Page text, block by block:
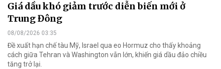
Giá dầu khó giảm trước diễn biến mới ở
Trung Đông
08/08/2026 03:35
Đề xuất hạn chế tàu Mỹ, Israel qua eo Hormuz cho thấy khoảng
cách giữa Tehran và Washington vẫn lớn, khiến giá dầu đảo chiều
tăng trở lại.